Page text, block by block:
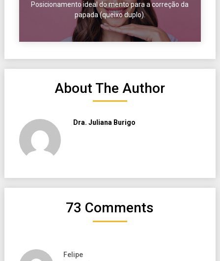
Posicionamento ideal do mento para a correção da
papada (queixo duplo).
About The Author
Dra. Juliana Burigo
73 Comments
Felipe